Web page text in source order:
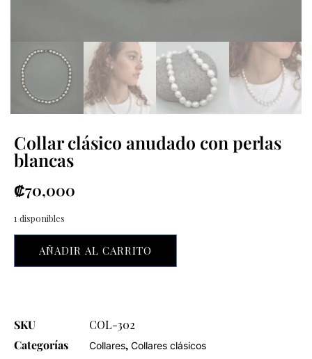
Collar clásico anudado con perlas
blancas
₡70,000
1 disponibles
AÑADIR AL CARRITO
SKU
COL-302
Categorías
Collares, Collares clásicos